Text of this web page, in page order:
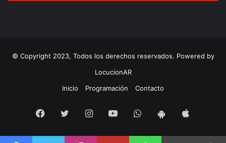
© Copyright 2023, Todos los derechos reservados. Powered by
LocucionAR
Inicio
Programación Contacto
Facebook
TwitterInstagramYoutubeWhatsapp
Android
iOS